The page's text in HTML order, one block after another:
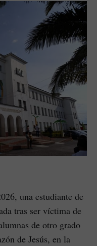
una estudiante de
tras ser víctima de
de otro grado
de Jesús, en la